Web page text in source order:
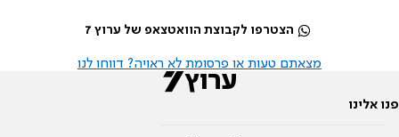
הצטרפו לקבוצת הוואטצאפ של ערוץ 7
מצאתם טעות או פרסומת לא ראויה? דווחו לנו
פנו אלינו